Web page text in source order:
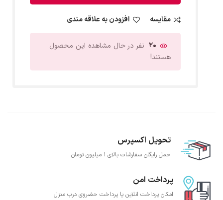
مقایسه افزودن به علاقه مندی
20 نفر در حال مشاهده این محصول
هستند!
تحویل اکسپرس
حمل رایگان سفارشات بالای 1 میلیون تومان
پرداخت امن
امکان پرداخت انلاین یا پرداخت حضروی درب منزل